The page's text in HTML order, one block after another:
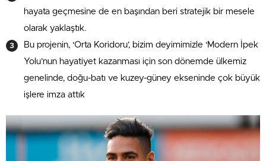
hayata geçmesine de en başından beri stratejik bir mesele
olarak yaklaştık.
Bu projenin, ‘Orta Koridoru’, bizim deyimimizle ‘Modern İpek
Yolu’nun hayatiyet kazanması için son dönemde ülkemiz
genelinde, doğu-batı ve kuzey-güney ekseninde çok büyük
işlere imza attık